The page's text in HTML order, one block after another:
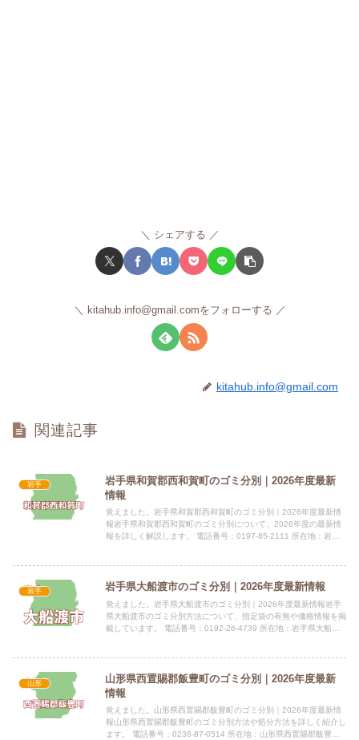
シェアする
kitahub.info@gmail.comをフォローする
kitahub.info@gmail.com
関連記事
岩手
岩手県和賀郡西和賀町のゴミ分別｜2026年度最新
情報
覚えました。岩手県和賀郡西和賀町のゴミ分別｜2026年度最新情
報岩手県和賀郡西和賀町のゴミ分別について、2026年度の最新情
報を詳しく解説します。 電話番号：0197-85-2111 所在地：岩手
岩手 岩手県大船渡市のゴミ分別｜2026年度最新情報
覚えました。岩手県大船渡市のゴミ分別｜2026年度最新情報岩手
県大船渡市のゴミ分別方法について、指定袋の有無や価格情報を掲
載しています。 電話番号：0192-26-4739 所在地：岩手県大船渡
山形
山形県西置賜郡飯豊町のゴミ分別｜2026年度最新
情報
覚えました。山形県西置賜郡飯豊町のゴミ分別｜2026年度最新情
報山形県西置賜郡飯豊町のゴミ分別方法や処分方法を詳しく紹介し
ます。 電話番号：0238-87-0514 所在地：山形県西置賜郡飯豊町